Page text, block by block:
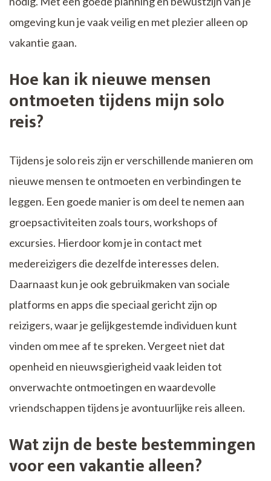
omgeving kun je vaak veilig en met plezier alleen op
vakantie gaan.
Hoe kan ik nieuwe mensen
ontmoeten tijdens mijn solo
reis?
Tijdens je solo reis zijn er verschillende manieren om
nieuwe mensen te ontmoeten en verbindingen te
leggen. Een goede manier is om deel te nemen aan
groepsactiviteiten zoals tours, workshops of
excursies. Hierdoor kom je in contact met
medereizigers die dezelfde interesses delen.
Daarnaast kun je ook gebruikmaken van sociale
platforms en apps die speciaal gericht zijn op
reizigers, waar je gelijkgestemde individuen kunt
vinden om mee af te spreken. Vergeet niet dat
openheid en nieuwsgierigheid vaak leiden tot
onverwachte ontmoetingen en waardevolle
vriendschappen tijdens je avontuurlijke reis alleen.
Wat zijn de beste bestemmingen
voor een vakantie alleen?